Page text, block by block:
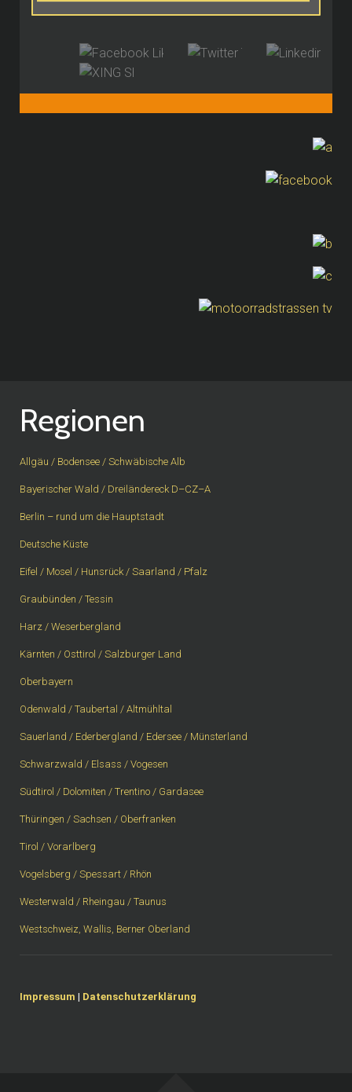
Regionen
Allgäu / Bodensee / Schwäbische Alb
Bayerischer Wald / Dreiländereck D–CZ–A
Berlin – rund um die Hauptstadt
Deutsche Küste
Eifel / Mosel / Hunsrück / Saarland / Pfalz
Graubünden / Tessin
Harz / Weserbergland
Kärnten / Osttirol / Salzburger Land
Oberbayern
Odenwald / Taubertal / Altmühltal
Sauerland / Ederbergland / Edersee / Münsterland
Schwarzwald / Elsass / Vogesen
Südtirol / Dolomiten / Trentino / Gardasee
Thüringen / Sachsen / Oberfranken
Tirol / Vorarlberg
Vogelsberg / Spessart / Rhön
Westerwald / Rheingau / Taunus
Westschweiz, Wallis, Berner Oberland
Impressum | Datenschutzerklärung